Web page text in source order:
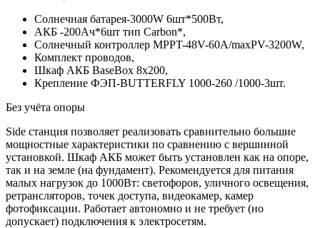
Солнечная батарея-3000W 6шт*500Вт,
АКБ -200Aч*6шт тип Carbon*,
Солнечный контроллер MPPT-48V-60A/maxPV-3200W,
Комплект проводов,
Шкаф АКБ BaseBox 8x200,
Крепление ФЭП-BUTTERFLY 1000-260 /1000-3шт.
Без учёта опоры
Side станция позволяет реализовать сравнительно большие
мощностные характеристики по сравнению с вершинной
установкой. Шкаф АКБ может быть установлен как на опоре,
так и на земле (на фундамент). Рекомендуется для питания
малых нагрузок до 1000Вт: светофоров, уличного освещения,
ретрансляторов, точек доступа, видеокамер, камер
фотофиксации. Работает автономно и не требует (но
допускает) подключения к электросетям.